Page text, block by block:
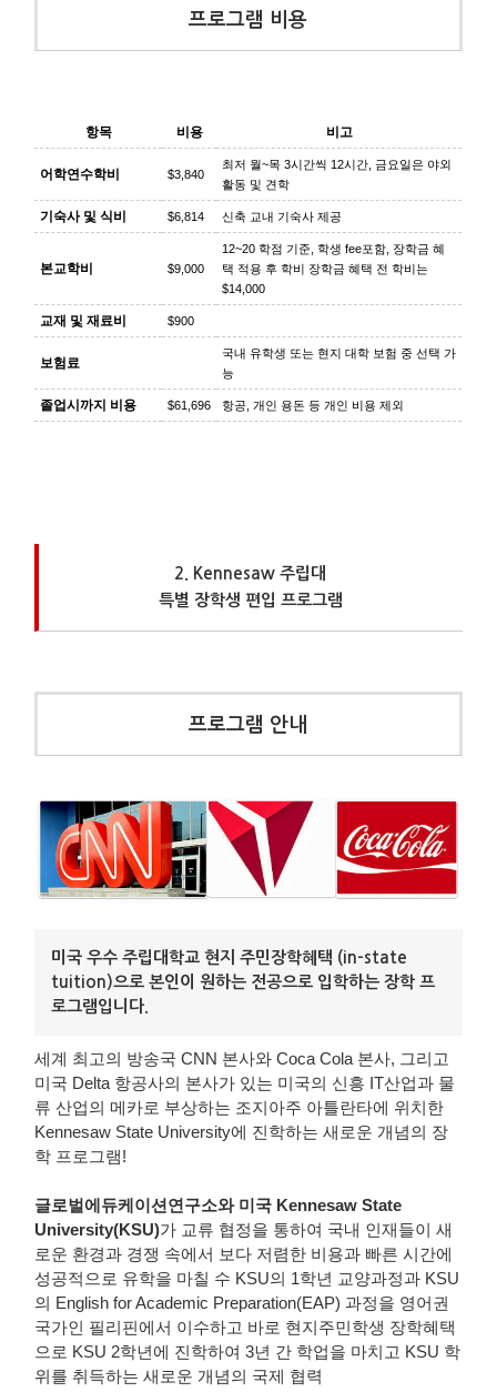
프로그램 비용
항목 비용 비고
어학연수학비 $3,840
최저 월~목 3시간씩 12시간, 금요일은 야외
활동 및 견학
기숙사 및 식비 $6,814 신축 교내 기숙사 제공
본교학비 $9,000
12~20 학점 기준, 학생 fee포함, 장학금 혜
택 적용 후 학비 장학금 혜택 전 학비는
$14,000
교재 및 재료비 $900
보험료
국내 유학생 또는 현지 대학 보험 중 선택 가
능
졸업시까지 비용 $61,696 항공, 개인 용돈 등 개인 비용 제외
2. Kennesaw 주립대
특별 장학생 편입 프로그램
프로그램 안내
미국 우수 주립대학교 현지 주민장학혜택 (in-state
tuition)으로 본인이 원하는 전공으로 입학하는 장학 프
로그램입니다.
세계 최고의 방송국 CNN 본사와 Coca Cola 본사, 그리고
미국 Delta 항공사의 본사가 있는 미국의 신흥 IT산업과 물
류 산업의 메카로 부상하는 조지아주 아틀란타에 위치한
Kennesaw State University에 진학하는 새로운 개념의 장
학 프로그램!
글로벌에듀케이션연구소와 미국 Kennesaw State
University(KSU)가 교류 협정을 통하여 국내 인재들이 새
로운 환경과 경쟁 속에서 보다 저렴한 비용과 빠른 시간에
성공적으로 유학을 마칠 수 KSU의 1학년 교양과정과 KSU
의 English for Academic Preparation(EAP) 과정을 영어권
국가인 필리핀에서 이수하고 바로 현지주민학생 장학혜택
으로 KSU 2학년에 진학하여 3년 간 학업을 마치고 KSU 학
위를 취득하는 새로운 개념의 국제 협력